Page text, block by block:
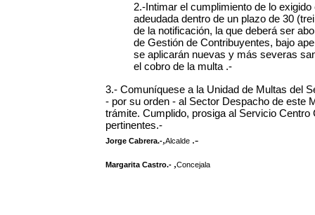
2.-Intimar el cumplimiento de lo
adeudada dentro de un plazo de 30
de la notificación, la que deberá ser
de Gestión de Contribuyentes, bajo
se aplicarán nuevas y más severas
el cobro de la multa .-
3.- Comuníquese a la Unidad de Multas del
- por su orden - al Sector Despacho de este
trámite. Cumplido, prosiga al Servicio
pertinentes.-
Jorge Cabrera.-,Alcalde .-
Margarita Castro.- ,Concejala